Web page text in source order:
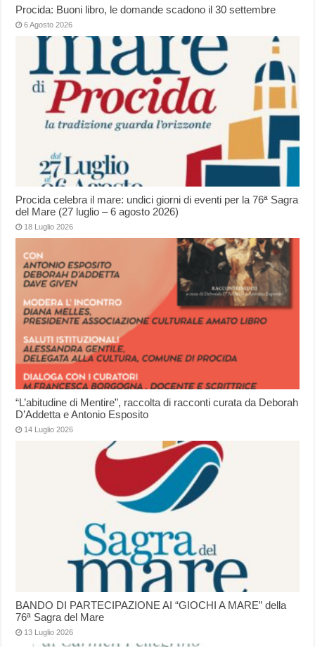
Procida: Buoni libro, le domande scadono il 30 settembre
6 Agosto 2026
Procida celebra il mare: undici giorni di eventi per la 76ª Sagra
del Mare (27 luglio – 6 agosto 2026)
18 Luglio 2026
“L’abitudine di Mentire”, raccolta di racconti curata da Deborah
D’Addetta e Antonio Esposito
14 Luglio 2026
BANDO DI PARTECIPAZIONE AI “GIOCHI A MARE” della
76ª Sagra del Mare
13 Luglio 2026